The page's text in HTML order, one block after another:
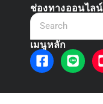
ช่องทางออนไลน์
เมนูหลัก